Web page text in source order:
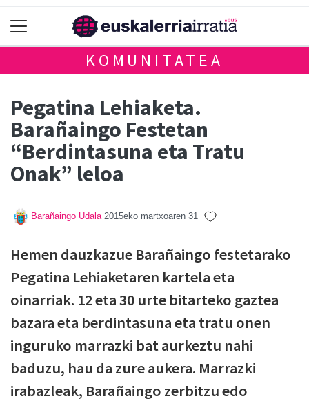
KOMUNITATEA
Pegatina Lehiaketa.
Barañaingo Festetan
“Berdintasuna eta Tratu
Onak” leloa
Barañaingo Udala 2015eko martxoaren 31
Hemen dauzkazue Barañaingo festetarako
Pegatina Lehiaketaren kartela eta
oinarriak. 12 eta 30 urte bitarteko gaztea
bazara eta berdintasuna eta tratu onen
inguruko marrazki bat aurkeztu nahi
baduzu, hau da zure aukera. Marrazki
irabazleak, Barañaingo zerbitzu edo